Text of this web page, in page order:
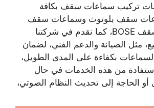
تركيب سماعات سقف بكافة
سقف بلوتوث وسماعات سقف
JPL وسماعات سقف BOSE، كما نقدم في شركتنا
مثل الصيانة والدعم الفني، لضمان
بكفاءة على المدى الطويل،
من هذه الخدمات في حال
الحاجة إلى تحديث النظام الصوتي،